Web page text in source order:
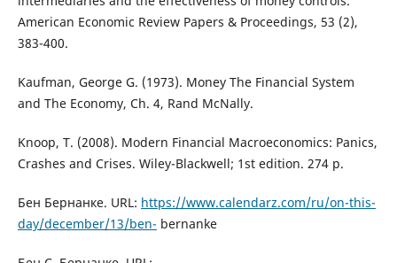
American Economic Review Papers & Proceedings, 53 (2),
383-400.
Kaufman, George G. (1973). Money The Financial System
and The Economy, Ch. 4, Rand McNally.
Knoop, T. (2008). Modern Financial Macroeconomics: Panics,
Crashes and Crises. Wiley-Blackwell; 1st edition. 274 p.
Бен Бернанке. URL: https://www.calendarz.com/ru/on-this-
day/december/13/ben- bernanke